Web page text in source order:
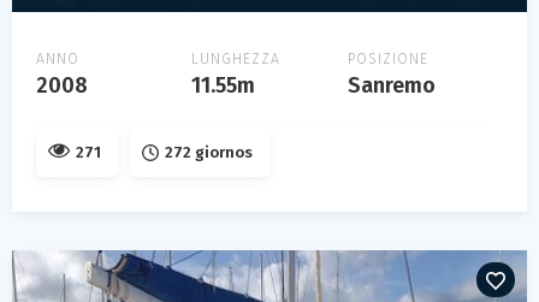
ANNO
2008
LUNGHEZZA
11.55m
POSIZIONE
Sanremo
271 272 giornos